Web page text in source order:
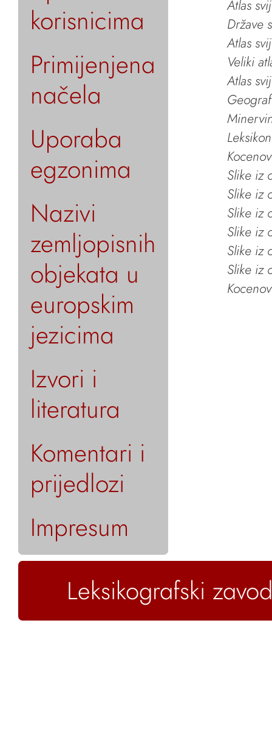
korisnicima
Primijenjena
načela
Uporaba
egzonima
Nazivi
zemljopisnih
objekata u
europskim
jezicima
Izvori i
literatura
Komentari i
prijedlozi
Impresum
Atlas
Države
Atlas
Veliki
Atlas
Slike iz
Slike iz
Slike iz
Slike iz
Slike iz
Slike iz
Leksikografski